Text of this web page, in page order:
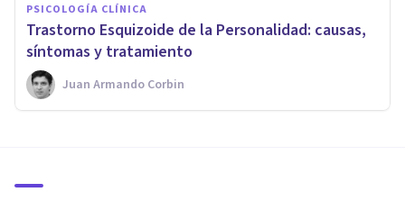
PSICOLOGÍA CLÍNICA
​Trastorno Esquizoide de la Personalidad: causas,
síntomas y tratamiento
Juan Armando Corbin